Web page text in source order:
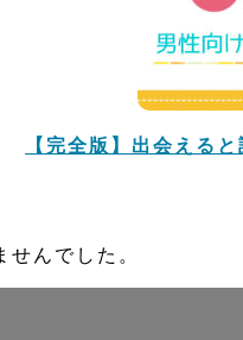
【完全版】出会える
せんでした。